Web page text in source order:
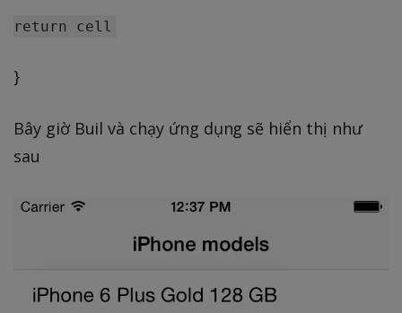
}
Bây giờ Buil và chạy ứng dụng sẽ hiển thị như
sau